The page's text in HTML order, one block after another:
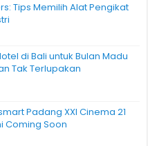
Tips Memilih Alat Pengikat
di Bali untuk Bulan Madu
Tak Terlupakan
Padang XXI Cinema 21
Coming Soon